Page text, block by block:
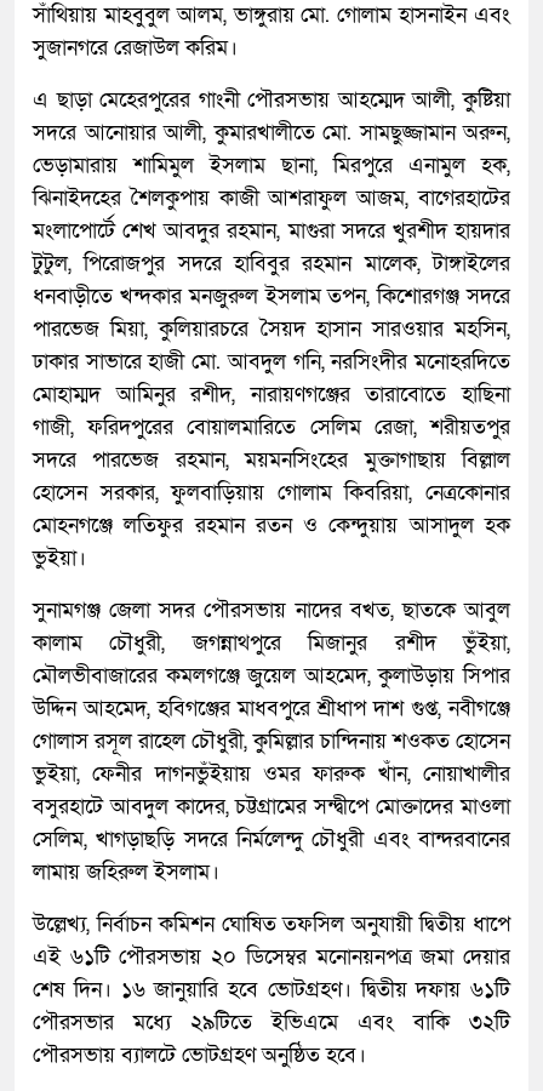
সাঁথিয়ায় মাহবুবুল আলম, ভাঙ্গুরায় মো. গোলাম হাসনাইন এবং
সুজানগরে রেজাউল করিম।
এ ছাড়া মেহেরপুরের গাংনী পৌরসভায় আহম্মেদ আলী, কুষ্টিয়া
সদরে আনোয়ার আলী, কুমারখালীতে মো. সামছুজ্জামান অরুন,
ভেড়ামারায় শামিমুল ইসলাম ছানা, মিরপুরে এনামুল হক,
ঝিনাইদহের শৈলকুপায় কাজী আশরাফুল আজম, বাগেরহাটের
মংলাপোর্টে শেখ আবদুর রহমান, মাগুরা সদরে খুরশীদ হায়দার
টুটুল, পিরোজপুর সদরে হাবিবুর রহমান মালেক, টাঙ্গাইলের
ধনবাড়ীতে খন্দকার মনজুরুল ইসলাম তপন, কিশোরগঞ্জ সদরে
পারভেজ মিয়া, কুলিয়ারচরে সৈয়দ হাসান সারওয়ার মহসিন,
ঢাকার সাভারে হাজী মো. আবদুল গনি, নরসিংদীর মনোহরদিতে
মোহাম্মদ আমিনুর রশীদ, নারায়ণগঞ্জের তারাবোতে হাছিনা
গাজী, ফরিদপুরের বোয়ালমারিতে সেলিম রেজা, শরীয়তপুর
সদরে পারভেজ রহমান, ময়মনসিংহের মুক্তাগাছায় বিল্লাল
হোসেন সরকার, ফুলবাড়িয়ায় গোলাম কিবরিয়া, নেত্রকোনার
মোহনগঞ্জে লতিফুর রহমান রতন ও কেন্দুয়ায় আসাদুল হক
ভুইয়া।
সুনামগঞ্জ জেলা সদর পৌরসভায় নাদের বখত, ছাতকে আবুল
কালাম চৌধুরী, জগন্নাথপুরে মিজানুর রশীদ ভুঁইয়া,
মৌলভীবাজারের কমলগঞ্জে জুয়েল আহমেদ, কুলাউড়ায় সিপার
উদ্দিন আহমেদ, হবিগঞ্জের মাধবপুরে শ্রীধাপ দাশ গুপ্ত, নবীগঞ্জে
গোলাস রসূল রাহেল চৌধুরী, কুমিল্লার চান্দিনায় শওকত হোসেন
ভুইয়া, ফেনীর দাগনভুঁইয়ায় ওমর ফারুক খাঁন, নোয়াখালীর
বসুরহাটে আবদুল কাদের, চট্টগ্রামের সন্দ্বীপে মোক্তাদের মাওলা
সেলিম, খাগড়াছড়ি সদরে নির্মলেন্দু চৌধুরী এবং বান্দরবানের
লামায় জহিরুল ইসলাম।
উল্লেখ্য, নির্বাচন কমিশন ঘোষিত তফসিল অনুযায়ী দ্বিতীয় ধাপে
এই ৬১টি পৌরসভায় ২০ ডিসেম্বর মনোনয়নপত্র জমা দেয়ার
শেষ দিন। ১৬ জানুয়ারি হবে ভোটগ্রহণ। দ্বিতীয় দফায় ৬১টি
পৌরসভার মধ্যে ২৯টিতে ইভিএমে এবং বাকি ৩২টি
পৌরসভায় ব্যালটে ভোটগ্রহণ অনুষ্ঠিত হবে।